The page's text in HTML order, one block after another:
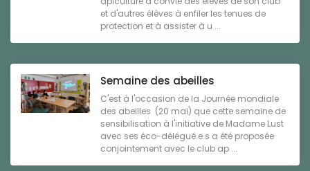
et d'autres élèves à enfiler les tenues de
protection et à assister à u ...
Semaine des abeilles
C'est à l'occasion de la Journée mondiale
des abeilles (20 mai) que cette semaine de
sensibilisation à l'initiative de Madame Lust
avec ses éco-délégué.e.s a été proposée
conjointement avec le club ap ...